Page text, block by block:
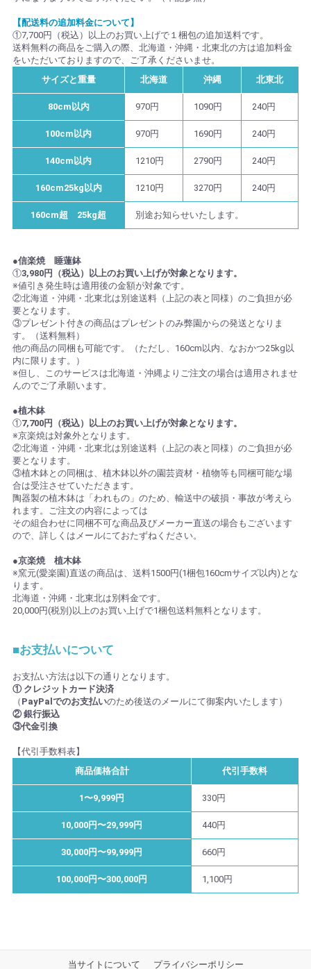
【配送料の追加料金について】
①7,700円（税込）以上のお買い上げで１梱包の追加送料です。
送料無料の商品をご購入の際、北海道・沖縄・北東北の方は追加料金
をいただいておりますので、ご了承くださいませ。
サイズと重量
北海道 沖縄 北東北
80cm以内 970円 1090円 240円
100cm以内 970円 1690円 240円
140cm以内 1210円 2790円 240円
160cm25kg以内 1210円 3270円 240円
160cm超 25kg超 別途お知らせいたします。
●信楽焼 睡蓮鉢
①3,980円（税込）以上のお買い上げが対象となります。
※値引き発生時は適用後の金額が対象です。
②北海道・沖縄・北東北は別途送料（上記の表と同様）のご負担が必
要となります。
③プレゼント付きの商品はプレゼントのみ弊園からの発送となりま
す。（送料無料）
他の商品の同梱も可能です。（ただし、160cm以内、なおかつ25kg以
内に限ります。）
※但し、このサービスは北海道・沖縄よりご注文の場合は適用されませ
んのでご了承願います。
●植木鉢
①7,700円（税込）以上のお買い上げが対象となります。
※京楽焼は対象外となります。
②北海道・沖縄・北東北は別途送料（上記の表と同様）のご負担が必
要となります。
③植木鉢との同梱は、植木鉢以外の園芸資材・植物等も同梱可能な場
合は受注させていただきます。
陶器製の植木鉢は「われもの」のため、輸送中の破損・事故が考えら
れます。ご注文の内容によっては
その組合わせに同梱不可な商品及びメーカー直送の場合もございます
ので、詳しくはメールにておたずねください。
●京楽焼 植木鉢
※窯元(愛楽園)直送の商品は、送料1500円(1梱包160cmサイズ以内)とな
ります。
北海道・沖縄・北東北は別料金です。
20,000円(税別)以上のお買い上げで1梱包送料無料となります。
■お支払いについて
お支払い方法は以下の通りとなります。
① クレジットカード決済
（ PayPalでのお支払いのため後送のメールにて御案内いたします）
② 銀行振込
③代金引換
【代引手数料表】
商品価格合計
代引手数料
1〜9,999円 330円
10,000円〜29,999円 440円
30,000円〜99,999円 660円
100,000円〜300,000円 1,100円
当サイトについて プライバシーポリシー